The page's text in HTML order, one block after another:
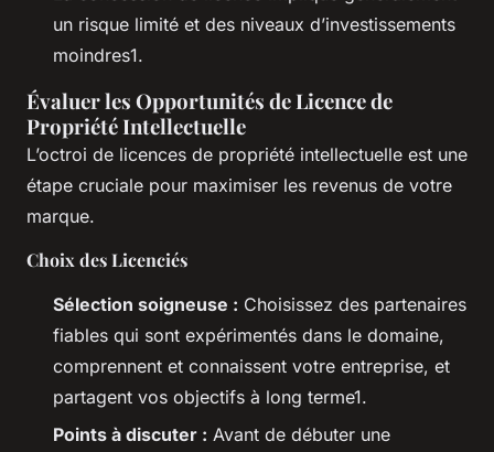
un risque limité et des niveaux d’investissements
moindres1.
Évaluer les Opportunités de Licence de
Propriété Intellectuelle
L’octroi de licences de propriété intellectuelle est une
étape cruciale pour maximiser les revenus de votre
marque.
Choix des Licenciés
Sélection soigneuse : Choisissez des partenaires
fiables qui sont expérimentés dans le domaine,
comprennent et connaissent votre entreprise, et
partagent vos objectifs à long terme1.
Points à discuter : Avant de débuter une